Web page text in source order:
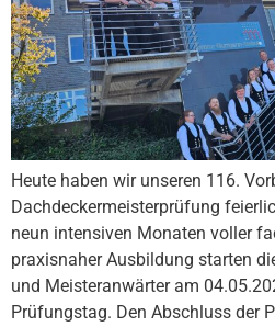
Heute haben wir unseren 116.
Dachdeckermeisterprüfung
neun intensiven Monaten voller
praxisnaher Ausbildung starten
und Meisteranwärter am
Prüfungstag. Den Abschluss der